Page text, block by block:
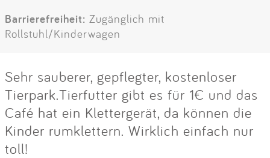
Barrierefreiheit: Zugänglich mit
Rollstuhl/Kinderwagen
Sehr sauberer, gepflegter, kostenloser
Tierpark.Tierfutter gibt es für 1€ und das
Café hat ein Klettergerät, da können die
Kinder rumklettern. Wirklich einfach nur
toll!